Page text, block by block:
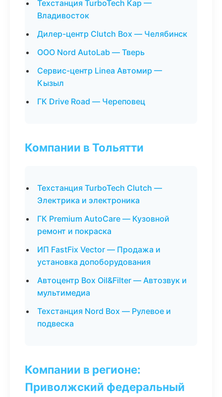
Техстанция TurboTech Кар —
Владивосток
Дилер-центр Clutch Box — Челябинск
ООО Nord AutoLab — Тверь
Сервис-центр Linea Автомир —
Кызыл
ГК Drive Road — Череповец
Компании в Тольятти
Техстанция TurboTech Clutch —
Электрика и электроника
ГК Premium AutoCare — Кузовной
ремонт и покраска
ИП FastFix Vector — Продажа и
установка допоборудования
Автоцентр Box Oil&Filter — Автозвук и
мультимедиа
Техстанция Nord Box — Рулевое и
подвеска
Компании в регионе:
Приволжский федеральный